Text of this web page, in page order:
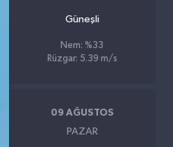
Güneşli
Nem: %33
Rüzgar: 5.39 m/s
09 AĞUSTOS
PAZAR